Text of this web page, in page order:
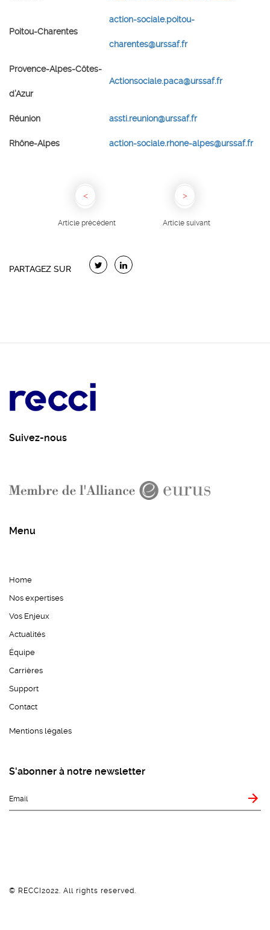
Poitou-Charentes
action-sociale.poitou-
charentes@urssaf.fr
Provence-Alpes-Côtes-
d’Azur
Actionsociale.paca@urssaf.fr
Réunion assti.reunion@urssaf.fr
Rhône-Alpes action-sociale.rhone-alpes@urssaf.fr
Article précédent Article suivant
PARTAGEZ SUR
Suivez-nous
Menu
Home
Nos expertises
Vos Enjeux
Actualités
Équipe
Carrières
Support
Contact
Mentions légales
S'abonner à notre newsletter
© RECCI2022. All rights reserved.